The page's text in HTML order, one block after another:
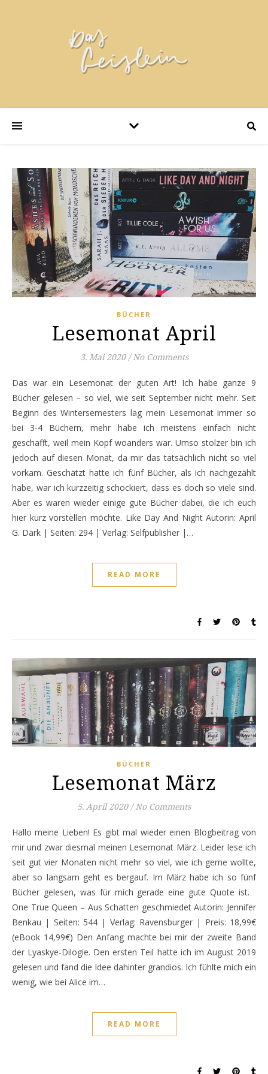
BÜCHER
Lesemonat April
3. Mai 2020 / No Comments
Das war ein Lesemonat der guten Art! Ich habe ganze 9
Bücher gelesen – so viel, wie seit September nicht mehr. Seit
Beginn des Wintersemesters lag mein Lesemonat immer so
bei 3-4 Büchern, mehr habe ich meistens einfach nicht
geschafft, weil mein Kopf woanders war. Umso stolzer bin ich
jedoch auf diesen Monat, da mir das tatsächlich nicht so viel
vorkam. Geschätzt hatte ich fünf Bücher, als ich nachgezählt
habe, war ich kurzzeitig schockiert, dass es doch so viele sind.
Aber es waren wieder einige gute Bücher dabei, die ich euch
hier kurz vorstellen möchte. Like Day And Night Autorin: April
G. Dark | Seiten: 294 | Verlag: Selfpublisher |…
READ MORE
BÜCHER
Lesemonat März
5. April 2020 / No Comments
Hallo meine Lieben! Es gibt mal wieder einen Blogbeitrag von
mir und zwar diesmal meinen Lesemonat März. Leider lese ich
seit gut vier Monaten nicht mehr so viel, wie ich gerne wollte,
aber so langsam geht es bergauf. Im März habe ich so fünf
Bücher gelesen, was für mich gerade eine gute Quote ist.
One True Queen – Aus Schatten geschmiedet Autorin: Jennifer
Benkau | Seiten: 544 | Verlag: Ravensburger | Preis: 18,99€
(eBook 14,99€) Den Anfang machte bei mir der zweite Band
der Lyaskye-Dilogie. Den ersten Teil hatte ich im August 2019
gelesen und fand die Idee dahinter grandios. Ich fühlte mich ein
wenig, wie bei Alice im…
READ MORE